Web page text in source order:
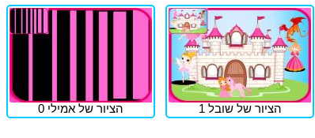
הציור של שובל 1 הציור של אמילי 0